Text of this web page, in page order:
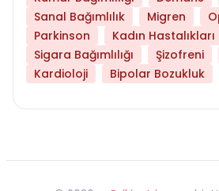
Sanal Bağımlılık
Migren
Parkinson
Kadın Hastalıkları
Sigara Bağımlılığı
Şizofreni
Kardioloji
Bipolar Bozukluk